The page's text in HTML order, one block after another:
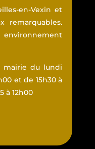
en-Vexin et
remarquables.
mairie du lundi
et de 15h30 à
à 12h00